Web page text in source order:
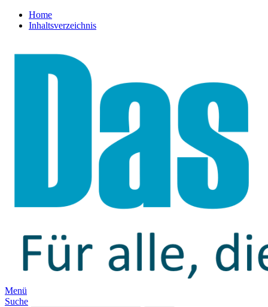
Home
Inhaltsverzeichnis
Menü
Suche